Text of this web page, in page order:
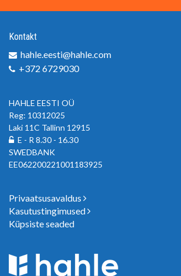
Kontakt
hahle.eesti@hahle.com
+372 6729030
HAHLE EESTI OÜ
Reg: 10312025
Laki 11C Tallinn 12915
E - R 8.30 - 16.30
SWEDBANK
EE062200221001183925
Privaatsusavaldus
Kasutustingimused
Küpsiste seaded